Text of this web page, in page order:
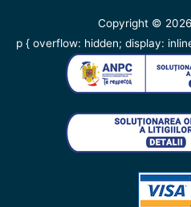
Copyright © 2026
p { overflow: hidden; display: